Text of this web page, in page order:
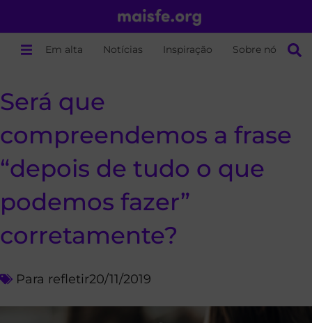
Em alta Notícias Inspiração Sobre nós
Será que
compreendemos a frase
“depois de tudo o que
podemos fazer”
corretamente?
Para refletir20/11/2019